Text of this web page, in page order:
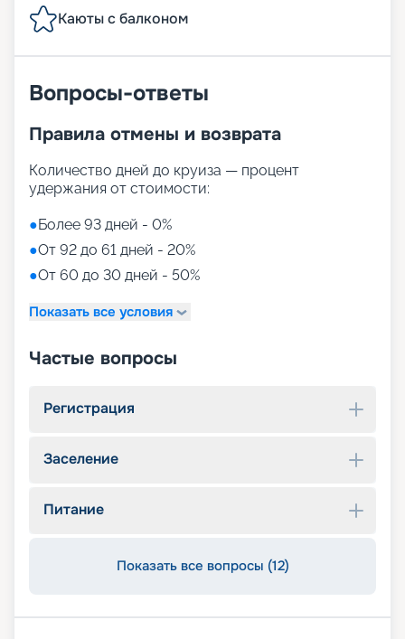
Каюты с балконом
Вопросы-ответы
Правила отмены и возврата
Количество дней до круиза — процент
удержания от стоимости:
●Более 93 дней - 0%
●От 92 до 61 дней - 20%
●От 60 до 30 дней - 50%
Показать все условия
Частые вопросы
Регистрация
Заселение
Питание
Показать все вопросы (12)